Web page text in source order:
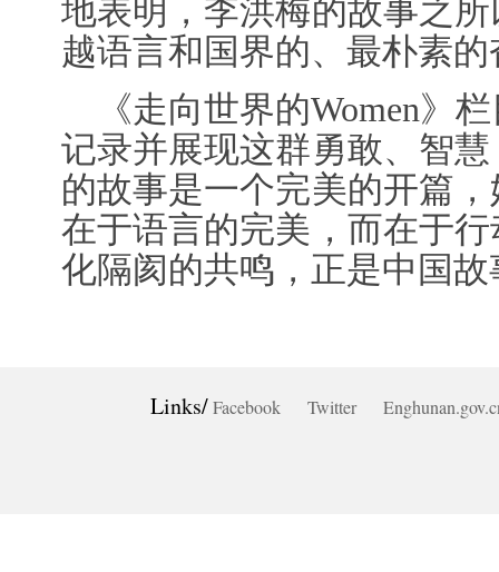
地表明，李洪梅的故事之
越语言和国界的、最朴素
《走向世界的Women》
记录并展现这群勇敢、智
的故事是一个完美的开篇
在于语言的完美，而在于
化隔阂的共鸣，正是中国
Links/Facebook Twitter